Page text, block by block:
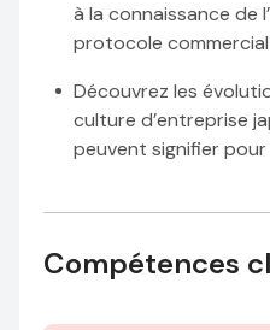
à la connaissance de
protocole commercial
Découvrez les
culture d’entreprise
peuvent signifier
Compétences